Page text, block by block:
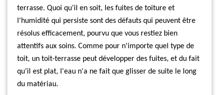
terrasse. Quoi qu’il en soit, les fuites de toiture et
l'humidité qui persiste sont des défauts qui peuvent être
résolus efficacement, pourvu que vous restiez bien
attentifs aux soins. Comme pour n'importe quel type de
toit, un toit-terrasse peut développer des fuites, et du fait
qu’il est plat, l'eau n'a ne fait que glisser de suite le long
du matériau.